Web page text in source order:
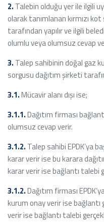
2. Talebin olduğu yer ile ilgili
olarak tanımlanan kırmızı
tarafından yapılır ve ilgili
olumlu veya olumsuz cevap
3. Talep sahibinin doğal gaz
sorgusu dağıtım şirketi
3.1.Mücavir alanı dışı ise;
3.1.1.Dağıtım firması
olumsuz cevap verir.
3.1.2. Talep sahibi EPDK’ya
karar verir ise bu karara
karar verir ise bağlantı talebi
3.1.2.Dağıtım firması
kurum onay verir ise
verir ise bağlantı talebi